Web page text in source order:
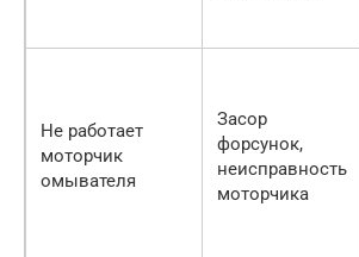
Не работает
моторчик
омывателя
Засор
форсунок,
неисправность
моторчика